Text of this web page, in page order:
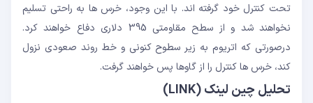
تحت کنترل خود گرفته اند. با این وجود، خرس ها به راحتی تسلیم
نخواهند شد و از سطح مقاومتی 395 دلاری دفاع خواهند کرد.
درصورتی که اتریوم به زیر سطوح کنونی و خط روند صعودی نزول
کند،‌ خرس ها کنترل را از گاوها پس خواهند گرفت.
تحلیل چین لینک (LINK)